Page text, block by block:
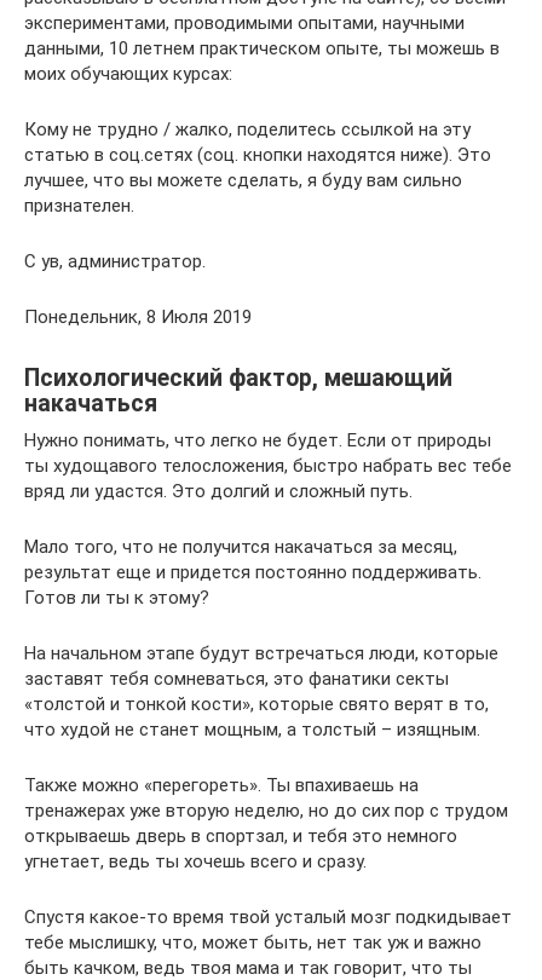
экспериментами, проводимыми опытами, научными
данными, 10 летнем практическом опыте, ты можешь в
моих обучающих курсах:
Кому не трудно / жалко, поделитесь ссылкой на эту
статью в соц.сетях (соц. кнопки находятся ниже). Это
лучшее, что вы можете сделать, я буду вам сильно
признателен.
С ув, администратор.
Понедельник, 8 Июля 2019
Психологический фактор, мешающий
накачаться
Нужно понимать, что легко не будет. Если от природы
ты худощавого телосложения, быстро набрать вес тебе
вряд ли удастся. Это долгий и сложный путь.
Мало того, что не получится накачаться за месяц,
результат еще и придется постоянно поддерживать.
Готов ли ты к этому?
На начальном этапе будут встречаться люди, которые
заставят тебя сомневаться, это фанатики секты
«толстой и тонкой кости», которые свято верят в то,
что худой не станет мощным, а толстый – изящным.
Также можно «перегореть». Ты впахиваешь на
тренажерах уже вторую неделю, но до сих пор с трудом
открываешь дверь в спортзал, и тебя это немного
угнетает, ведь ты хочешь всего и сразу.
Спустя какое-то время твой усталый мозг подкидывает
тебе мыслишку, что, может быть, нет так уж и важно
быть качком, ведь твоя мама и так говорит, что ты